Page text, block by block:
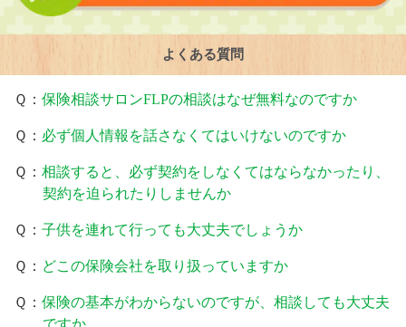
よくある質問
Ｑ： 保険相談サロンFLPの相談はなぜ無料なのですか
Ｑ： 必ず個人情報を話さなくてはいけないのですか
Ｑ： 相談すると、必ず契約をしなくてはならなかったり、
契約を迫られたりしませんか
Ｑ： 子供を連れて行っても大丈夫でしょうか
Ｑ： どこの保険会社を取り扱っていますか
Ｑ： 保険の基本がわからないのですが、相談しても大丈夫